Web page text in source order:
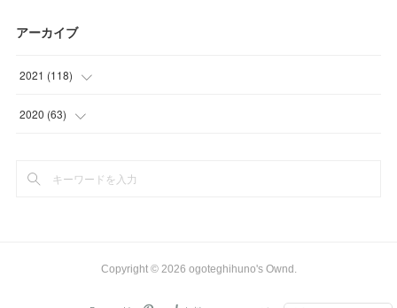
アーカイブ
2021 (118)
(34 )
(
2020 (63)
(
Copyright © 2026 ogoteghihuno's Ownd .